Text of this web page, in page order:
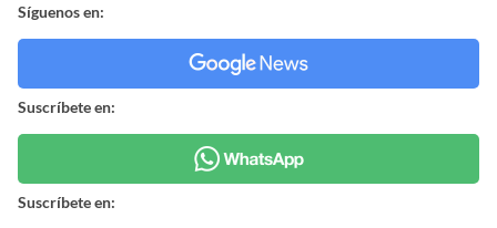
Síguenos en:
Suscríbete en:
Suscríbete en: